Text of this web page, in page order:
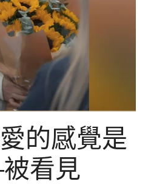
的感覺是
看見